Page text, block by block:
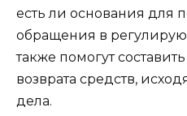
есть ли основания для
обращения в
также помогут
возврата средств,
дела.